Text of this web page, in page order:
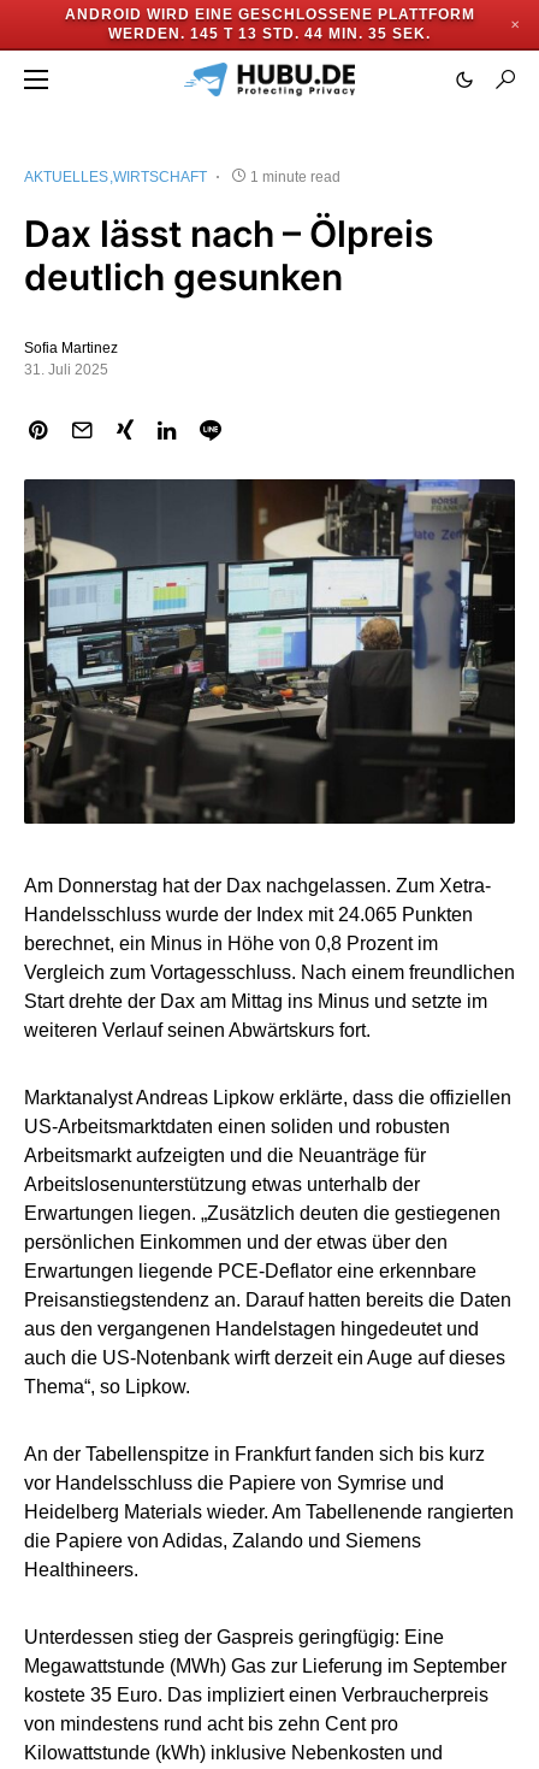
ANDROID WIRD EINE GESCHLOSSENE PLATTFORM
WERDEN. 145 T 13 STD. 44 MIN. 35 SEK.
✕
AKTUELLES WIRTSCHAFT 1 minute read
Dax lässt nach – Ölpreis
deutlich gesunken
Sofia Martinez
31. Juli 2025
Am Donnerstag hat der Dax nachgelassen. Zum Xetra-
Handelsschluss wurde der Index mit 24.065 Punkten
berechnet, ein Minus in Höhe von 0,8 Prozent im
Vergleich zum Vortagesschluss. Nach einem freundlichen
Start drehte der Dax am Mittag ins Minus und setzte im
weiteren Verlauf seinen Abwärtskurs fort.
Marktanalyst Andreas Lipkow erklärte, dass die offiziellen
US-Arbeitsmarktdaten einen soliden und robusten
Arbeitsmarkt aufzeigten und die Neuanträge für
Arbeitslosenunterstützung etwas unterhalb der
Erwartungen liegen. „Zusätzlich deuten die gestiegenen
persönlichen Einkommen und der etwas über den
Erwartungen liegende PCE-Deflator eine erkennbare
Preisanstiegstendenz an. Darauf hatten bereits die Daten
aus den vergangenen Handelstagen hingedeutet und
auch die US-Notenbank wirft derzeit ein Auge auf dieses
Thema“, so Lipkow.
An der Tabellenspitze in Frankfurt fanden sich bis kurz
vor Handelsschluss die Papiere von Symrise und
Heidelberg Materials wieder. Am Tabellenende rangierten
die Papiere von Adidas, Zalando und Siemens
Healthineers.
Unterdessen stieg der Gaspreis geringfügig: Eine
Megawattstunde (MWh) Gas zur Lieferung im September
kostete 35 Euro. Das impliziert einen Verbraucherpreis
von mindestens rund acht bis zehn Cent pro
Kilowattstunde (kWh) inklusive Nebenkosten und